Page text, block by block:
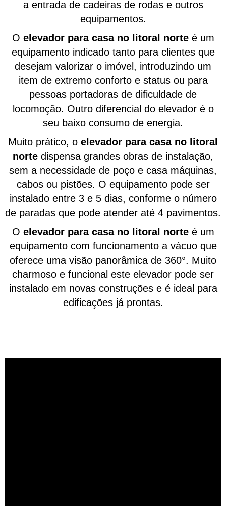
a entrada de cadeiras de rodas e outros
equipamentos.
O elevador para casa no litoral norteé um
equipamento indicado tanto para clientes que
desejam valorizar o imóvel, introduzindo um
item de extremo conforto e status ou para
pessoas portadoras de dificuldade de
locomoção. Outro diferencial do elevador é o
seu baixo consumo de energia.
Muito prático, o elevador para casa no litoral
norte dispensa grandes obras de instalação,
sem a necessidade de poço e casa máquinas,
cabos ou pistões. O equipamento pode ser
instalado entre 3 e 5 dias, conforme o número
de paradas que pode atender até 4 pavimentos.
O elevador para casa no litoral norteé um
equipamento com funcionamento a vácuo que
oferece uma visão panorâmica de 360°. Muito
charmoso e funcional este elevador pode ser
instalado em novas construções e é ideal para
edificações já prontas.